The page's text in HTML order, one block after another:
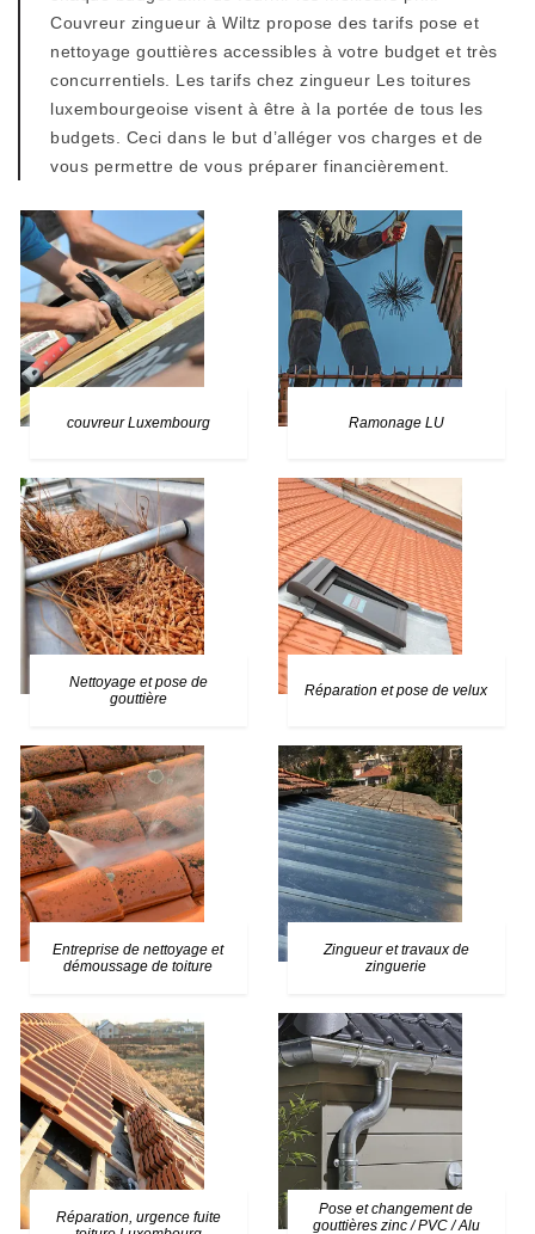
Couvreur zingueur à Wiltz propose des tarifs pose et
nettoyage gouttières accessibles à votre budget et très
concurrentiels. Les tarifs chez zingueur Les toitures
luxembourgeoise visent à être à la portée de tous les
budgets. Ceci dans le but d’alléger vos charges et de
vous permettre de vous préparer financièrement.
couvreur Luxembourg Ramonage LU
Nettoyage et pose de
gouttière
Réparation et pose de velux
Entreprise de nettoyage et
démoussage de toiture
Zingueur et travaux de
zinguerie
Réparation, urgence fuite
Pose et changement de
gouttières zinc / PVC / Alu